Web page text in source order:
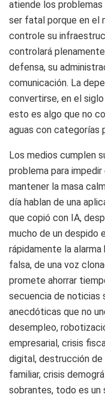
atiende los problemas
ser fatal porque en el
controle su
controlará
defensa, su
comunicación. La
convertirse, en el
esto es algo que no
aguas con categorías
Los medios cumplen
problema para
mantener la masa
día hablan de una
que copió con IA,
mucho de un despido
rápidamente la
falsa, de una voz
promete ahorrar
secuencia de noticias
anecdóticas que no
desempleo,
empresarial, crisis
digital, destrucción
familiar, crisis
sobrantes, todo es un